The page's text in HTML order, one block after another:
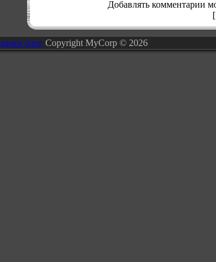
Добавлять комментарии
[
мини блогCopyright MyCorp © 2026